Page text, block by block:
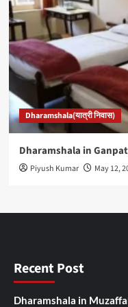
Dharamshala(यात्री निवास)
Dharamshala in
Piyush Kumar May 12,
Recent Post
Dharamshala in